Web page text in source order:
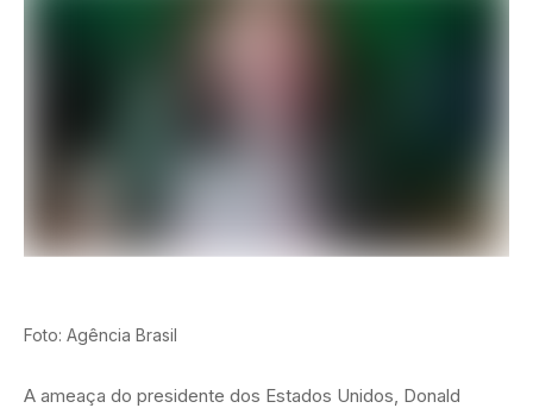
Foto: Agência Brasil
A ameaça do presidente dos Estados Unidos, Donald